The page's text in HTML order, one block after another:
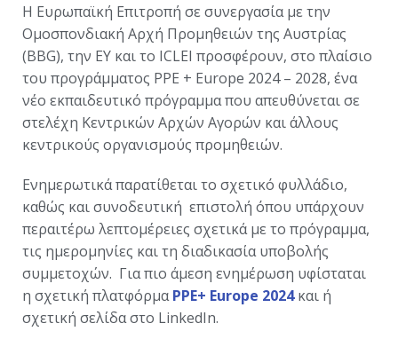
Η Ευρωπαϊκή Επιτροπή σε συνεργασία με την
Ομοσπονδιακή Αρχή Προμηθειών της Αυστρίας
(BBG), την EY και το ICLEI προσφέρουν, στο πλαίσιο
του προγράμματος PPE + Europe 2024 – 2028, ένα
νέο εκπαιδευτικό πρόγραμμα που απευθύνεται σε
στελέχη Κεντρικών Αρχών Αγορών και άλλους
κεντρικούς οργανισμούς προμηθειών.
Ενημερωτικά παρατίθεται το σχετικό φυλλάδιο,
καθώς και συνοδευτική επιστολή όπου υπάρχουν
περαιτέρω λεπτομέρειες σχετικά με το πρόγραμμα,
τις ημερομηνίες και τη διαδικασία υποβολής
συμμετοχών. Για πιο άμεση ενημέρωση υφίσταται
η σχετική πλατφόρμαPPE+ Europe 2024και ή
σχετική σελίδα στο LinkedIn.